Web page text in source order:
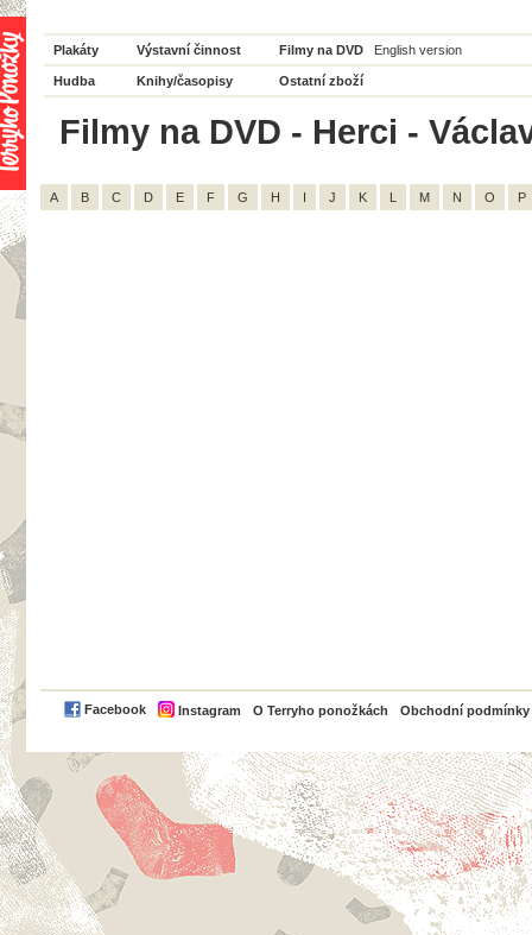
Plakáty Výstavní činnost Filmy na DVD English version
Hudba Knihy/časopisy Ostatní zboží
Filmy na DVD - Herci -
A B C D E F G H I J K L M N O P
Facebook Instagram O Terryho ponožkách Obchodní podmínky
PayPal